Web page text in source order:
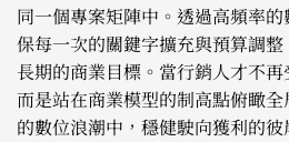
同一個專案矩陣中。透過高頻率
保每一次的關鍵字擴充與預算調
長期的商業目標。當行銷人才不再
而是站在商業模型的制高點俯瞰
的數位浪潮中，穩健駛向獲利的彼